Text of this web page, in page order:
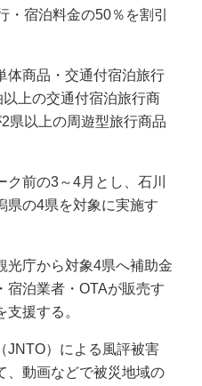
・宿泊料金の50％を割引
商品・交通付宿泊旅行
上の交通付宿泊旅行商
県以上の周遊型旅行商品
前の3～4月とし、石川
県の4県を対象に実施す
庁から対象4県へ補助金
宿泊業者・OTAが販売す
援する。
）による風評被害
、動画などで被災地域の